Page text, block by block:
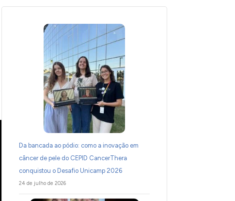
Da bancada ao pódio: como a inovação em
câncer de pele do CEPID CancerThera
conquistou o Desafio Unicamp 2026
24 de julho de 2026